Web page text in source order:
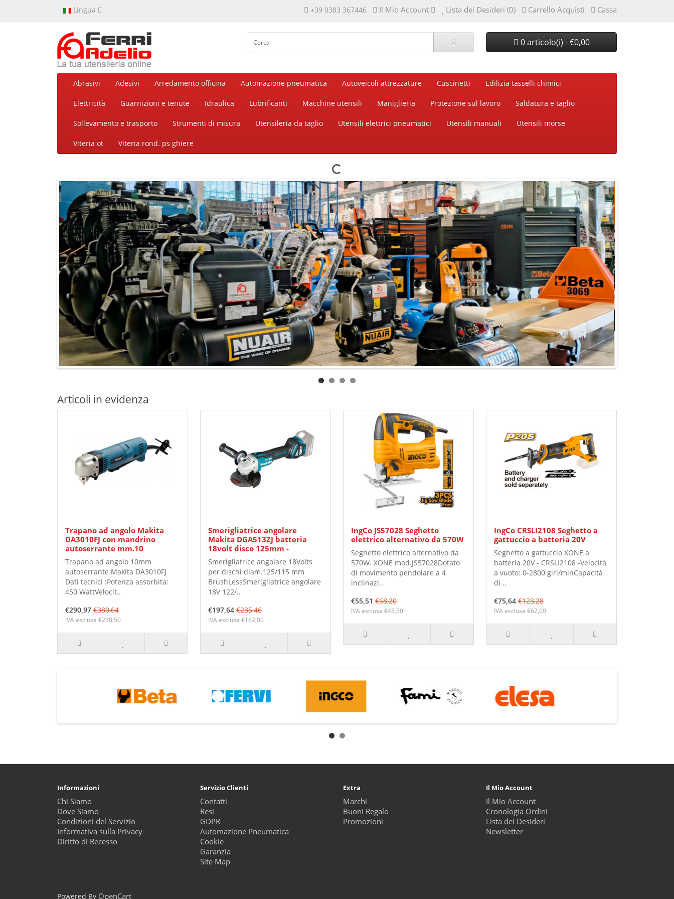
Lingua +39 0383 367446 Il Mio Account Lista dei Desideri (0) Carrello Acquisti Cassa
0 articolo(i) - €0,00
Abrasivi Adesivi Arredamento officina Automazione pneumatica Autoveicoli attrezzature Cuscinetti Edilizia tasselli chimici
Elettricità Guarnizioni e tenute Idraulica Lubrificanti Macchine utensili Maniglieria Protezione sul lavoro Saldatura e taglio
Sollevamento e trasporto Strumenti di misura Utensileria da taglio Utensili elettrici pneumatici Utensili manuali Utensili morse
Viteria ot Viteria rond. ps ghiere
Articoli in evidenza
Trapano ad angolo Makita
DA3010FJ con mandrino
autoserrante mm.10
Trapano ad angolo 10mm
autoserrante Makita DA3010FJ
Dati tecnici :Potenza assorbita:
450 WattVelocit..
€290,97 €380,64
IVA esclusa €238,50
Smerigliatrice angolare
Makita DGA513ZJ batteria
18volt disco 125mm -
Smerigliatrice angolare 18Volts
per dischi diam.125/115 mm
BrushLessSmerigliatrice angolare
18V 122/..
€197,64 €235,46
IVA esclusa €162,00
IngCo JS57028 Seghetto
elettrico alternativo da 570W
Seghetto elettrico alternativo da
570W. XONE mod.JS57028Dotato
di movimento pendolare a 4
inclinazi..
€55,51 €68,20
IVA esclusa €45,50
IngCo CRSLI2108 Seghetto a
gattuccio a batteria 20V
Seghetto a gattuccio XONE a
batteria 20V - CRSLI2108 -Velocità
a vuoto: 0-2800 giri/minCapacità
di ..
€75,64 €123,28
IVA esclusa €62,00
Informazioni
Chi Siamo
Dove Siamo
Condizioni del Servizio
Informativa sulla Privacy
Diritto di Recesso
Servizio Clienti
Contatti
Resi
GDPR
Automazione Pneumatica
Cookie
Garanzia
Site Map
Extra
Marchi
Buoni Regalo
Promozioni
Il Mio Account
Il Mio Account
Cronologia Ordini
Lista dei Desideri
Newsletter
Powered By OpenCart